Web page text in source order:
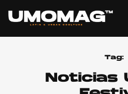
Tag:
Noticias